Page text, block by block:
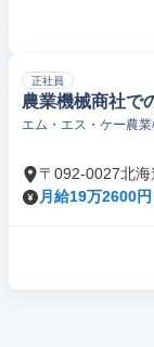
正社員
農業機械商社で
エム・エス・ケー農
〒092-0027北
月給19万2600